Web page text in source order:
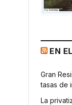
EN
Gran
tasas de
La